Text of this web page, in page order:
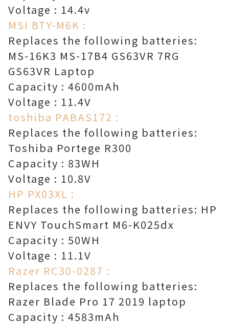
Voltage : 14.4v
MSI BTY-M6K :
Replaces the following batteries:
MS-16K3 MS-17B4 GS63VR 7RG
GS63VR Laptop
Capacity : 4600mAh
Voltage : 11.4V
toshiba PABAS172 :
Replaces the following batteries:
Toshiba Portege R300
Capacity : 83WH
Voltage : 10.8V
HP PX03XL :
Replaces the following batteries: HP
ENVY TouchSmart M6-K025dx
Capacity : 50WH
Voltage : 11.1V
Razer RC30-0287 :
Replaces the following batteries:
Razer Blade Pro 17 2019 laptop
Capacity : 4583mAh